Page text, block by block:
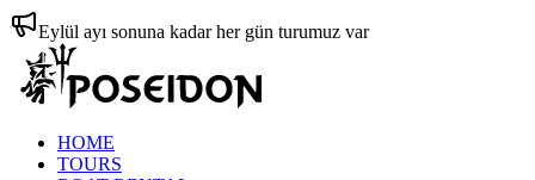
Eylül ayı sonuna kadar her gün turumuz var
HOME
TOURS